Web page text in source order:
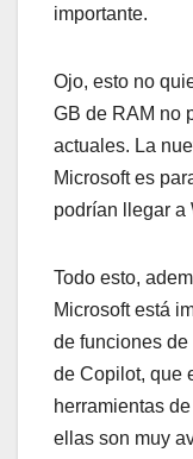
importante.
Ojo, esto no
GB de RAM no
actuales. La
Microsoft es
podrían llegar a
Todo esto,
Microsoft está
de funciones de
de Copilot, que
herramientas
ellas son muy